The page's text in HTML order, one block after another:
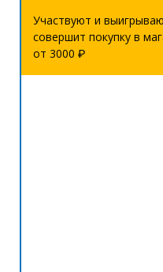
Участвуют и
совершит покупку в
от 3000 ₽